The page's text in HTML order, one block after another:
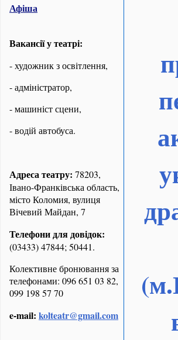
Афіша
Вакансії у театрі:
- художник з освітлення,
- адміністратор,
- машиніст сцени,
- водій автобуса.
Адреса театру: 78203,
Івано-Франківська область,
місто Коломия, вулиця
Вічевий Майдан, 7
Телефони для довідок:
(03433) 47844; 50441.
Колективне бронювання за
телефонами: 096 651 03 82,
099 198 57 70
e-mail: kolteatr@gmail.com